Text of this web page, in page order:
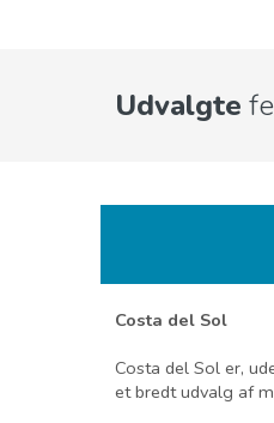
Udvalgte
Costa del Sol
Costa del Sol er,
et bredt udvalg af